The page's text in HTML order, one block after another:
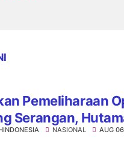
Pemeliharaan
Serangan,
di KM 55 Tol
NASIONAL AUG